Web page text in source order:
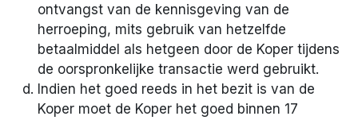
ontvangst van de kennisgeving van de
herroeping, mits gebruik van hetzelfde
betaalmiddel als hetgeen door de Koper tijdens
de oorspronkelijke transactie werd gebruikt.
Indien het goed reeds in het bezit is van de
Koper moet de Koper het goed binnen 17